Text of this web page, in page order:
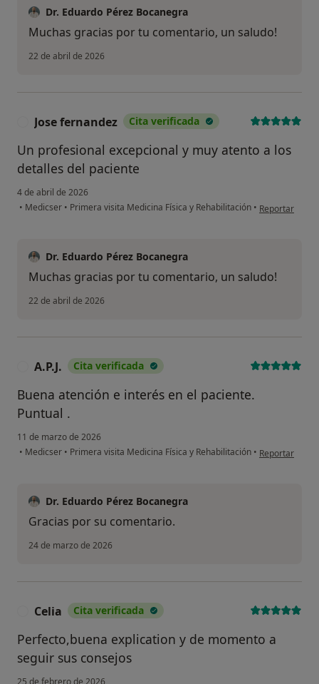
Dr. Eduardo Pérez Bocanegra
Muchas gracias por tu comentario, un saludo!
22 de abril de 2026
Jose fernandez Cita verificada
Un profesional excepcional y muy atento a los
detalles del paciente
4 de abril de 2026
• Medicser • Primera visita Medicina Física y Rehabilitación • en opinión del
Reportar
Dr. Eduardo Pérez Bocanegra
Muchas gracias por tu comentario, un saludo!
22 de abril de 2026
A.P.J. Cita verificada
Buena atención e interés en el paciente.
Puntual .
11 de marzo de 2026
• Medicser • Primera visita Medicina Física y Rehabilitación • en opinión del
Reportar
Dr. Eduardo Pérez Bocanegra
Gracias por su comentario.
24 de marzo de 2026
Celia Cita verificada
Perfecto,buena explication y de momento a
seguir sus consejos